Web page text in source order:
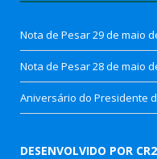
Nota de Pesar29 de maio
Nota de Pesar28 de maio
Aniversário do Presidente
DESENVOLVIDO POR CR2